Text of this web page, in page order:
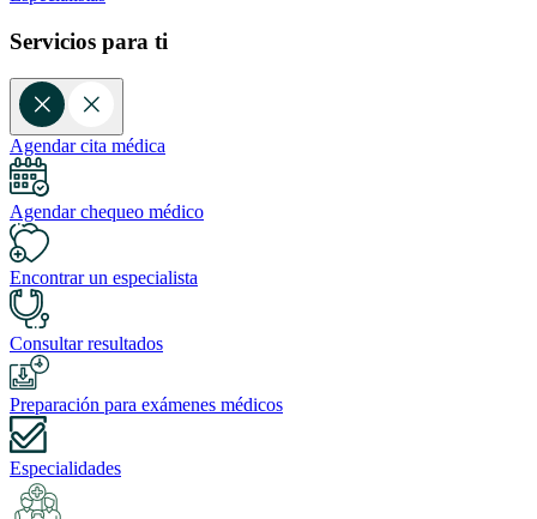
Servicios para ti
Agendar cita médica
Agendar chequeo médico
Encontrar un especialista
Consultar resultados
Preparación para exámenes médicos
Especialidades